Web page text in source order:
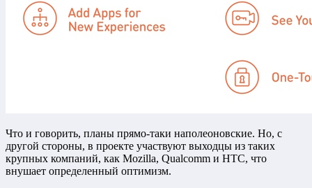
Что и говорить, планы прямо-таки наполеоновские. Но, с
другой стороны, в проекте участвуют выходцы из таких
крупных компаний, как Mozilla, Qualcomm и HTC, что
внушает определенный оптимизм.